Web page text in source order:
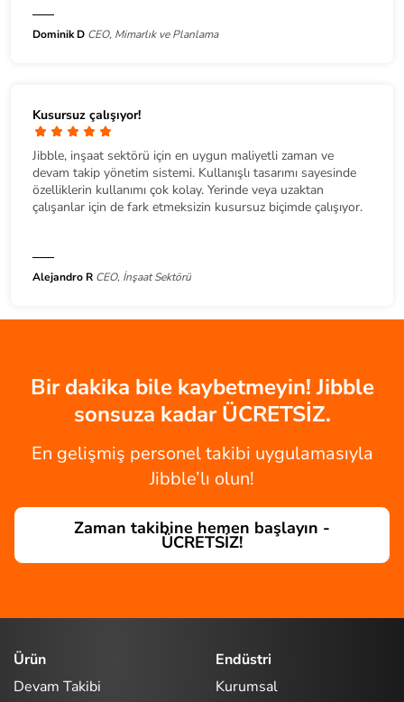
Dominik D CEO, Mimarlık ve Planlama
Kusursuz çalışıyor!
Jibble, inşaat sektörü için en uygun maliyetli zaman ve
devam takip yönetim sistemi. Kullanışlı tasarımı sayesinde
özelliklerin kullanımı çok kolay. Yerinde veya uzaktan
çalışanlar için de fark etmeksizin kusursuz biçimde çalışıyor.
Alejandro R CEO, İnşaat Sektörü
Bir dakika bile kaybetmeyin! Jibble
sonsuza kadar ÜCRETSİZ.
En gelişmiş personel takibi uygulamasıyla
Jibble’lı olun!
Zaman takibine hemen başlayın -
ÜCRETSİZ!
Ürün
Devam Takibi
Endüstri
Kurumsal